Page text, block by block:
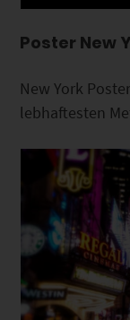
Poster New
New York
lebhaftesten